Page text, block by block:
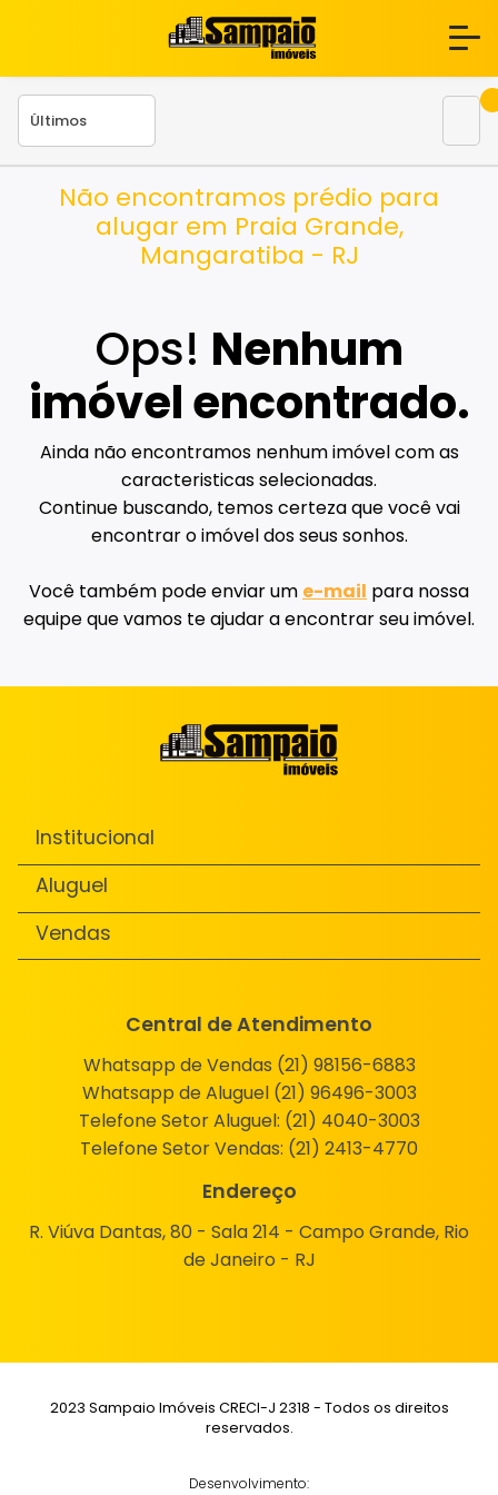
Não encontramos prédio para
alugar em Praia Grande,
Mangaratiba - RJ
Ops! Nenhum
imóvel encontrado.
Ainda não encontramos nenhum imóvel com as
caracteristicas selecionadas.
Continue buscando, temos certeza que você vai
encontrar o imóvel dos seus sonhos.
Você também pode enviar um e-mail para nossa
equipe que vamos te ajudar a encontrar seu imóvel.
Institucional
Aluguel
Vendas
Central de Atendimento
Whatsapp de Vendas (21) 98156-6883
Whatsapp de Aluguel (21) 96496-3003
Telefone Setor Aluguel: (21) 4040-3003
Telefone Setor Vendas: (21) 2413-4770
Endereço
R. Viúva Dantas, 80 - Sala 214 - Campo Grande, Rio
de Janeiro - RJ
2023 Sampaio Imóveis CRECI-J 2318 - Todos os direitos
reservados.
Desenvolvimento: